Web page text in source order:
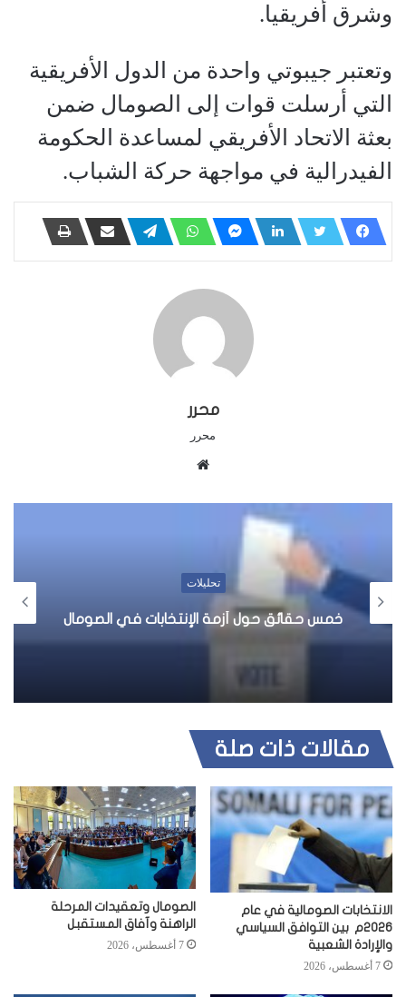
وشرق أفريقيا.
وتعتبر جيبوتي واحدة من الدول الأفريقية
التي أرسلت قوات إلى الصومال ضمن
بعثة الاتحاد الأفريقي لمساعدة الحكومة
الفيدرالية في مواجهة حركة الشباب.
محرر
محرر
ل
و
ي
تحليلات
خمس حقائق حول أزمة الإنتخابات في الصومال
مقالات ذات صلة
الانتخابات الصومالية في عام
2026م بين التوافق السياسي
والإرادة الشعبية
7 أغسطس، 2026
الصومال وتعقيدات المرحلة
الراهنة وآفاق المستقبل
7 أغسطس، 2026